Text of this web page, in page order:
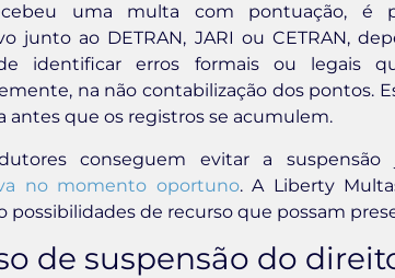
uma multa com pontuação, é
junto ao DETRAN, JARI ou CETRAN,
identificar erros formais ou legais
na não contabilização dos pontos.
antes que os registros se acumulem.
conseguem evitar a
no momento oportuno. A Liberty
possibilidades de recurso que possam
de suspensão do